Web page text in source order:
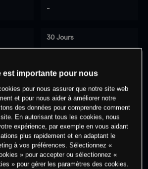
-
30 Jours
-
ont une position àsur
à trader
est importante pour nous
pour nous assurer que notre site web
et pour nous aider à améliorer notre
des données pour comprendre comment
En autorisant tous les cookies, nous
expérience, par exemple en vous aidant
plus rapidement et en adaptant le
à vos préférences. Sélectionnez «
» pour accepter ou sélectionnez «
» pour gérer les paramètres des cookies.